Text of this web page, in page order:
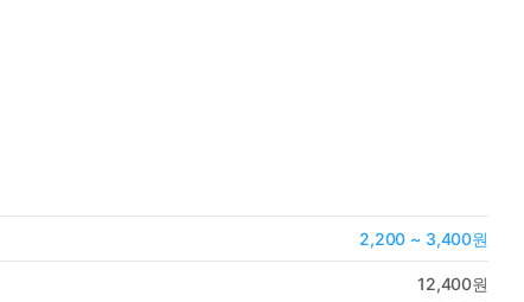
2,200 ~ 3,400원
12,400원